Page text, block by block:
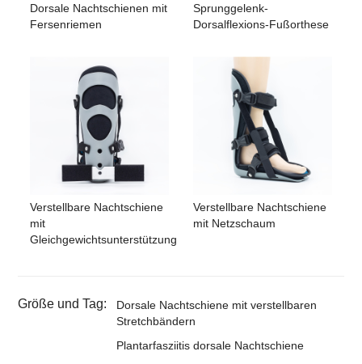
Dorsale Nachtschienen mit
Fersenriemen
Sprunggelenk-
Dorsalflexions-Fußorthese
Verstellbare Nachtschiene
mit
Gleichgewichtsunterstützung
Verstellbare Nachtschiene
mit Netzschaum
Größe und Tag:
Dorsale Nachtschiene mit verstellbaren
Stretchbändern
Plantarfasziitis dorsale Nachtschiene